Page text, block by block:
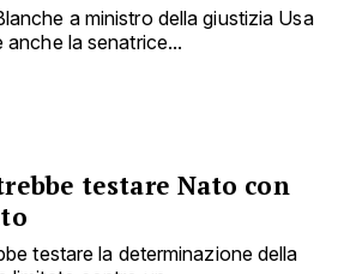
a ministro della giustizia Usa
la senatrice...
testare Nato con
testare la determinazione della